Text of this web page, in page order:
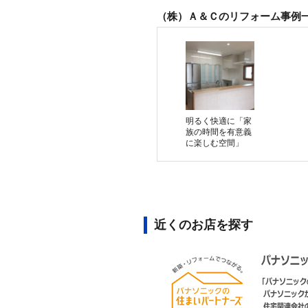
（株）Ａ＆Ｃのリフォーム事例
明るく快適に「家
族の時間を有意義
に楽しむ空間」
近くのお店を探す